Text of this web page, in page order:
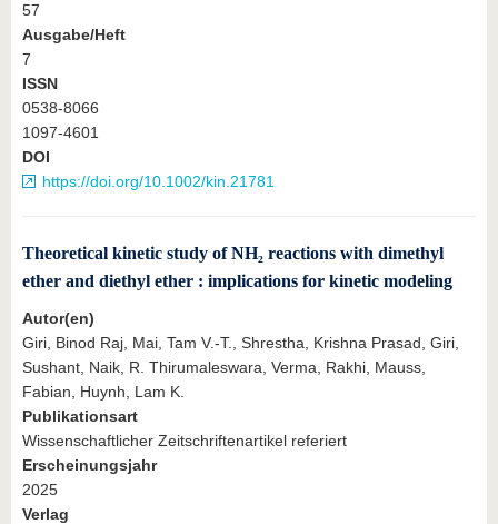
57
Ausgabe/Heft
7
ISSN
0538-8066
1097-4601
DOI
https://doi.org/10.1002/kin.21781
Theoretical kinetic study of NH₂ reactions with dimethyl
ether and diethyl ether : implications for kinetic modeling
Autor(en)
Giri, Binod Raj, Mai, Tam V.‐T., Shrestha, Krishna Prasad, Giri,
Sushant, Naik, R. Thirumaleswara, Verma, Rakhi, Mauss,
Fabian, Huynh, Lam K.
Publikationsart
Wissenschaftlicher Zeitschriftenartikel referiert
Erscheinungsjahr
2025
Verlag